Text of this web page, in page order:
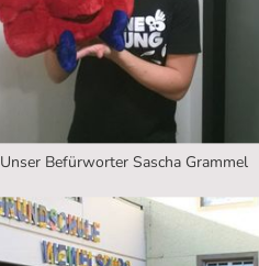
Unser Befürworter Sascha Grammel